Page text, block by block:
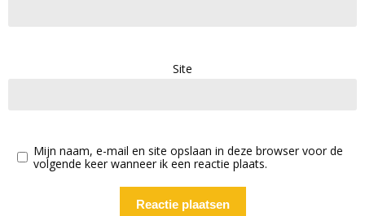
Site
Mijn naam, e-mail en site opslaan in deze browser voor de
volgende keer wanneer ik een reactie plaats.